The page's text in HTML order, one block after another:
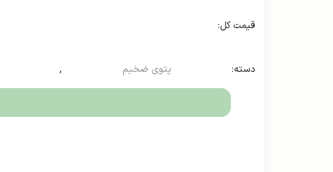
دسته: پتوی ضخیم ,